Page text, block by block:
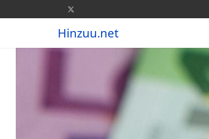
Hinzuu.net